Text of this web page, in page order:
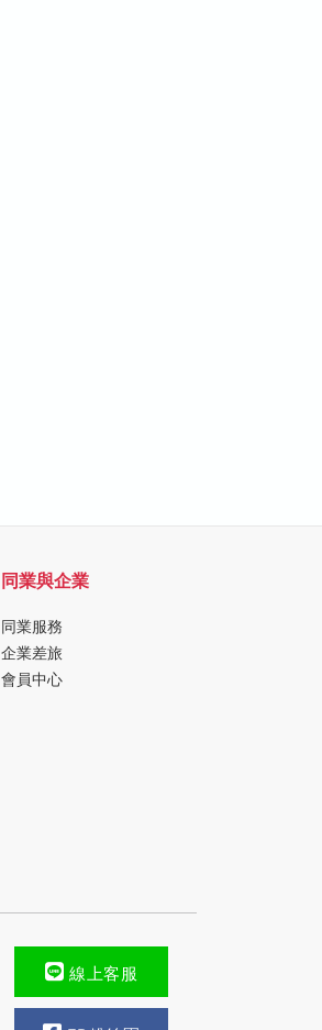
同業與企業
同業服務
企業差旅
會員中心
線上客服